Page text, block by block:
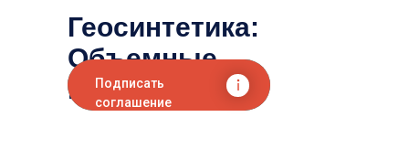
Подписать
соглашение
Геосинтетика:
Объемные
георешетки